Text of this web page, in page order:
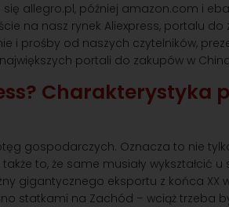
się allegro.pl, później amazon.com i
na nasz rynek Aliexpress, portalu do
i prośby od naszych czytelników,
portali do zakupów w
Charakterystyka
gospodarczych. Oznacza to nie
to, że same musiały wykształcić
gigantycznego eksportu z końca XX
statkami na Zachód – wciąż trzeba